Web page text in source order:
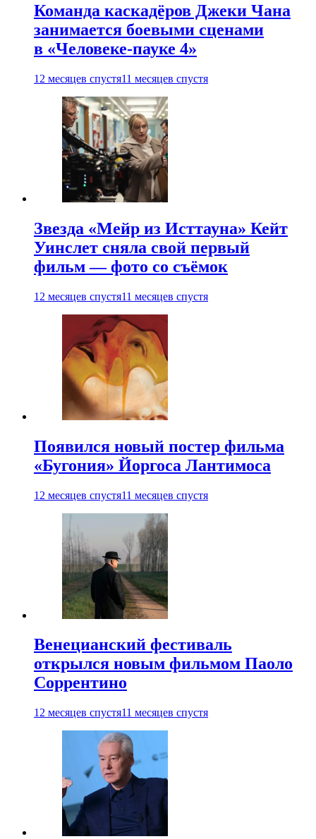
Команда каскадёров Джеки Чана
занимается боевыми сценами
в «Человеке-пауке 4»
12 месяцев спустя11 месяцев спустя
Звезда «Мейр из Исттауна» Кейт
Уинслет сняла свой первый
фильм — фото со съёмок
12 месяцев спустя11 месяцев спустя
Появился новый постер фильма
«Бугония» Йоргоса Лантимоса
12 месяцев спустя11 месяцев спустя
Венецианский фестиваль
открылся новым фильмом Паоло
Соррентино
12 месяцев спустя11 месяцев спустя